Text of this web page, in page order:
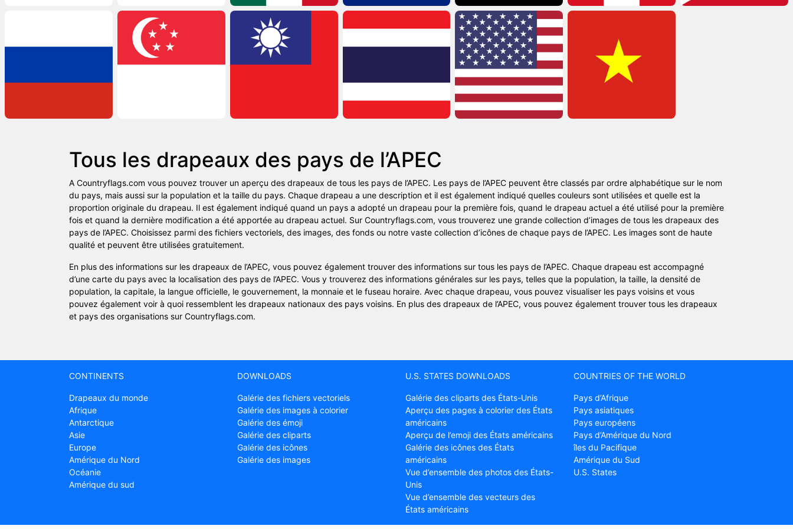
Tous les drapeaux des pays de l’APEC
A Countryflags.com vous pouvez trouver un aperçu des drapeaux de tous les pays de l’APEC. Les pays de l’APEC peuvent être classés par ordre alphabétique sur le nom
du pays, mais aussi sur la population et la taille du pays. Chaque drapeau a une description et il est également indiqué quelles couleurs sont utilisées et quelle est la
proportion originale du drapeau. Il est également indiqué quand un pays a adopté un drapeau pour la première fois, quand le drapeau actuel a été utilisé pour la première
fois et quand la dernière modification a été apportée au drapeau actuel. Sur Countryflags.com, vous trouverez une grande collection d’images de tous les drapeaux des
pays de l’APEC. Choisissez parmi des fichiers vectoriels, des images, des fonds ou notre vaste collection d’icônes de chaque pays de l’APEC. Les images sont de haute
qualité et peuvent être utilisées gratuitement.
En plus des informations sur les drapeaux de l’APEC, vous pouvez également trouver des informations sur tous les pays de l’APEC. Chaque drapeau est accompagné
d’une carte du pays avec la localisation des pays de l’APEC. Vous y trouverez des informations générales sur les pays, telles que la population, la taille, la densité de
population, la capitale, la langue officielle, le gouvernement, la monnaie et le fuseau horaire. Avec chaque drapeau, vous pouvez visualiser les pays voisins et vous
pouvez également voir à quoi ressemblent les drapeaux nationaux des pays voisins. En plus des drapeaux de l’APEC, vous pouvez également trouver tous les drapeaux
et pays des organisations sur Countryflags.com.
CONTINENTS
Drapeaux du monde
Afrique
Antarctique
Asie
Europe
Amérique du Nord
Océanie
Amérique du sud
DOWNLOADS
Galérie des fichiers vectoriels
Galérie des images à colorier
Galérie des émoji
Galérie des cliparts
Galérie des icônes
Galérie des images
U.S. STATES DOWNLOADS
Galérie des cliparts des États-Unis
Aperçu des pages à colorier des États
américains
Aperçu de l’emoji des États américains
Galérie des icônes des États
américains
Vue d’ensemble des photos des États-
Unis
Vue d’ensemble des vecteurs des
États américains
COUNTRIES OF THE WORLD
Pays d’Afrique
Pays asiatiques
Pays européens
Pays d’Amérique du Nord
îles du Pacifique
Amérique du Sud
U.S. States